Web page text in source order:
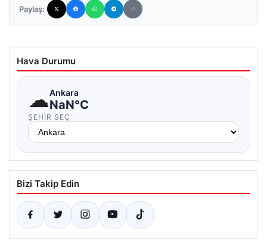
Paylaş:
Hava Durumu
☁Ankara
NaN°C
ŞEHIR SEÇ
Bizi Takip Edin